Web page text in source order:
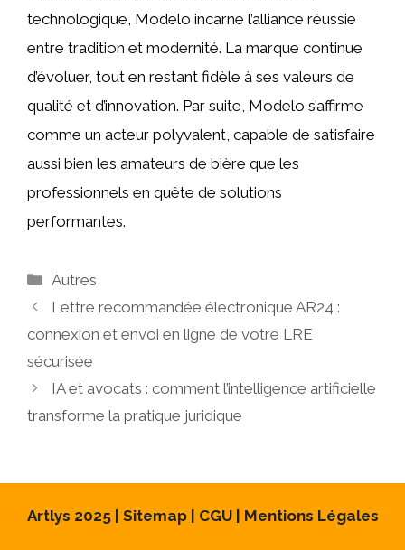
technologique, Modelo incarne l’alliance réussie
entre tradition et modernité. La marque continue
d’évoluer, tout en restant fidèle à ses valeurs de
qualité et d’innovation. Par suite, Modelo s’affirme
comme un acteur polyvalent, capable de satisfaire
aussi bien les amateurs de bière que les
professionnels en quête de solutions
performantes.
Catégories
Autres
Lettre recommandée électronique AR24 :
connexion et envoi en ligne de votre LRE
sécurisée
IA et avocats : comment l’intelligence artificielle
transforme la pratique juridique
Artlys 2025 | Sitemap| CGU| Mentions Légales